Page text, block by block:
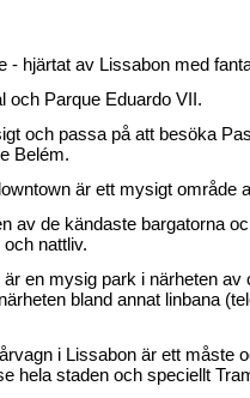
- hjärtat av Lissabon med
och Parque Eduardo VII.
och passa på att besöka
Belém.
är ett mysigt område
av de kändaste bargatorna
nattliv.
en mysig park i närheten av
bland annat linbana
i Lissabon är ett måste
hela staden och speciellt